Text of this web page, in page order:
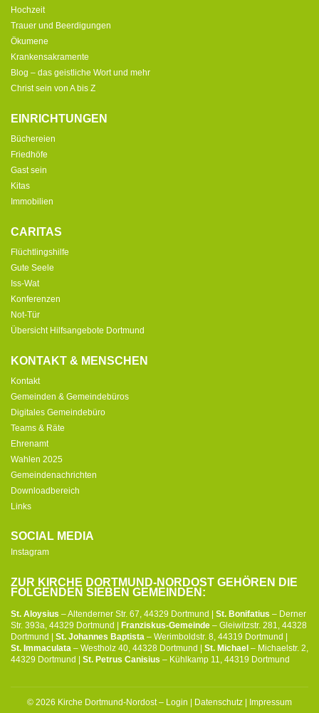
Hochzeit
Trauer und Beerdigungen
Ökumene
Krankensakramente
Blog – das geistliche Wort und mehr
Christ sein von A bis Z
EINRICHTUNGEN
Büchereien
Friedhöfe
Gast sein
Kitas
Immobilien
CARITAS
Flüchtlingshilfe
Gute Seele
Iss-Wat
Konferenzen
Not-Tür
Übersicht Hilfsangebote Dortmund
KONTAKT & MENSCHEN
Kontakt
Gemeinden & Gemeindebüros
Digitales Gemeindebüro
Teams & Räte
Ehrenamt
Wahlen 2025
Gemeindenachrichten
Downloadbereich
Links
SOCIAL MEDIA
Instagram
ZUR KIRCHE DORTMUND-NORDOST GEHÖREN DIE
FOLGENDEN SIEBEN GEMEINDEN:
St. Aloysius – Altenderner Str. 67, 44329 Dortmund | St. Bonifatius – Derner
Str. 393a, 44329 Dortmund |
Franziskus-Gemeinde – Gleiwitzstr. 281, 44328
Dortmund | St. Johannes Baptista – Werimboldstr. 8, 44319 Dortmund |
St. Immaculata – Westholz 40, 44328 Dortmund | St. Michael – Michaelstr. 2,
44329 Dortmund | St. Petrus Canisius – Kühlkamp 11, 44319 Dortmund
© 2026 Kirche Dortmund-Nordost – Login Datenschutz Impressum